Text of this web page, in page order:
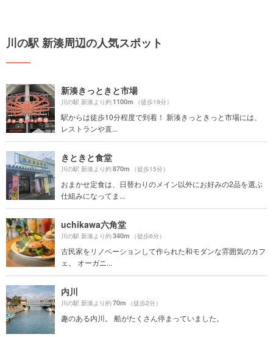
川の駅 新湊周辺の人気スポット
新湊きっときと市場
川の駅 新湊より約1100m （徒歩19分）
駅からは徒歩10分程度で到着！ 新湊きっときっと市場には、
レストランや直...
きときと食堂
川の駅 新湊より約870m （徒歩15分）
おまかせ定食は、日替わりのメイン以外にお好みの2品を選ぶ
仕組みになってま...
uchikawa六角堂
川の駅 新湊より約340m （徒歩6分）
古民家をリノベーションして作られた和モダンな雰囲気のカフ
ェ。 オーガニ...
内川
川の駅 新湊より約70m （徒歩2分）
趣のある内川。 船がたくさん停まっていました。